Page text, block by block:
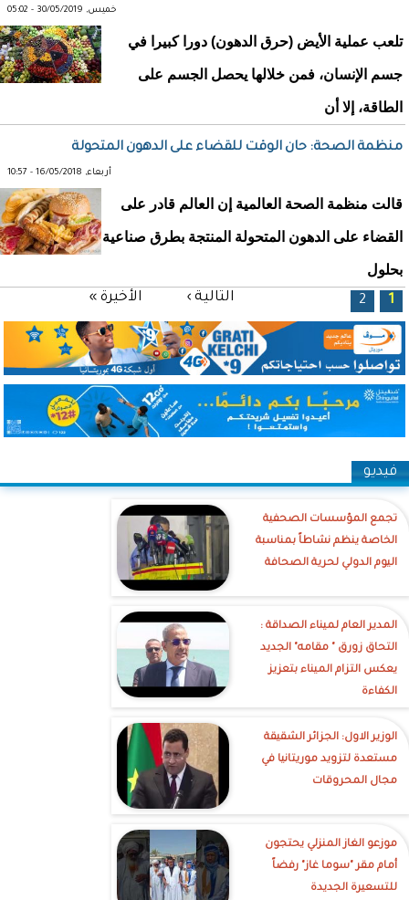
خميس, 30/05/2019 - 05:02
تلعب عملية الأيض (حرق الدهون) دورا كبيرا في
جسم الإنسان، فمن خلالها يحصل الجسم على
الطاقة، إلا أن
منظمة الصحة: حان الوقت للقضاء على الدهون المتحولة
أربعاء, 16/05/2018 - 10:57
قالت منظمة الصحة العالمية إن العالم قادر على
القضاء على الدهون المتحولة المنتجة بطرق صناعية
بحلول
الصفحات
1
2 التالية › الأخيرة »
فيديو
تجمع المؤسسات الصحفية
الخاصة ينظم نشاطاً بمناسبة
اليوم الدولي لحرية الصحافة
‎المدير العام لميناء الصداقة :
التحاق زورق " مقامه" الجديد
يعكس التزام الميناء بتعزيز
الكفاءة
الوزير الاول: الجزائر الشقيقة
مستعدة لتزويد موريتانيا في
مجال المحروقات
موزعو الغاز المنزلي يحتجون
أمام مقر "سوما غاز" رفضاً
للتسعيرة الجديدة